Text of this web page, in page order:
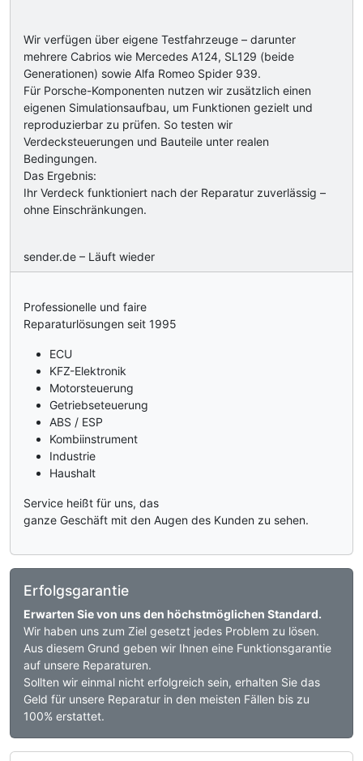
Wir verfügen über eigene Testfahrzeuge – darunter
mehrere Cabrios wie Mercedes A124, SL129 (beide
Generationen) sowie Alfa Romeo Spider 939.
Für Porsche-Komponenten nutzen wir zusätzlich einen
eigenen Simulationsaufbau, um Funktionen gezielt und
reproduzierbar zu prüfen. So testen wir
Verdecksteuerungen und Bauteile unter realen
Bedingungen.
Das Ergebnis:
Ihr Verdeck funktioniert nach der Reparatur zuverlässig –
ohne Einschränkungen.
sender.de – Läuft wieder
Professionelle und faire
Reparaturlösungen seit 1995
ECU
KFZ-Elektronik
Motorsteuerung
Getriebseteuerung
ABS / ESP
Kombiinstrument
Industrie
Haushalt
Service heißt für uns, das
ganze Geschäft mit den Augen des Kunden zu sehen.
Erfolgsgarantie
Erwarten Sie von uns den höchstmöglichen Standard.
Wir haben uns zum Ziel gesetzt jedes Problem zu lösen.
Aus diesem Grund geben wir Ihnen eine Funktionsgarantie
auf unsere Reparaturen.
Sollten wir einmal nicht erfolgreich sein, erhalten Sie das
Geld für unsere Reparatur in den meisten Fällen bis zu
100% erstattet.